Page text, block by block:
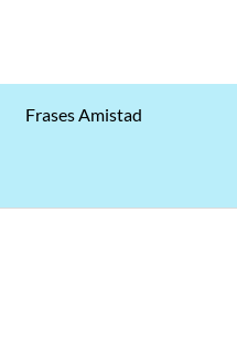
Frases Amistad